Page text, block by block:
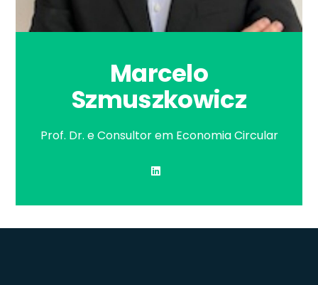
Marcelo
Szmuszkowicz
Prof. Dr. e Consultor em Economia Circular